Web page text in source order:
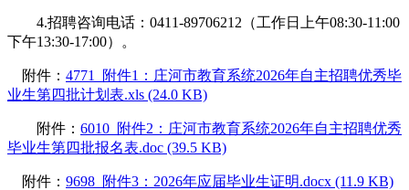
4.招聘咨询电话：0411-89706212（工作日上午08:30-11:00
下午13:30-17:00）。
附件： 4771_附件1：庄河市教育系统2026年自主招聘优秀毕
业生第四批计划表.xls (24.0 KB)
附件： 6010_附件2：庄河市教育系统2026年自主招聘优秀
毕业生第四批报名表.doc (39.5 KB)
附件： 9698_附件3：2026年应届毕业生证明.docx (11.9 KB)